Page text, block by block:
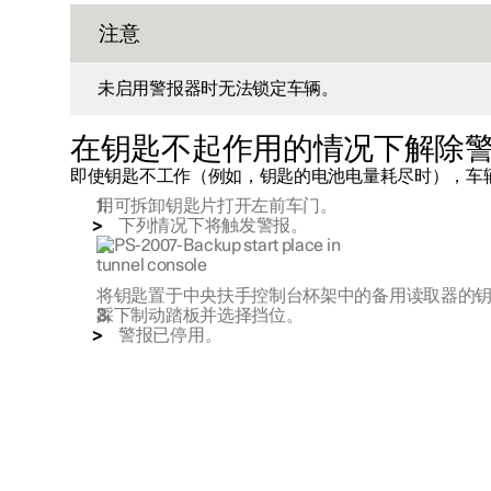
注意
未启用警报器时无法锁定车辆。
在钥匙不起作用的情况下解除
即使钥匙不工作（例如，钥匙的电池电量耗尽时），车
用可拆卸钥匙片打开左前车门。
下列情况下将触发警报。
将钥匙置于中央扶手控制台杯架中的备用读取器的
踩下制动踏板并选择挡位。
警报已停用。